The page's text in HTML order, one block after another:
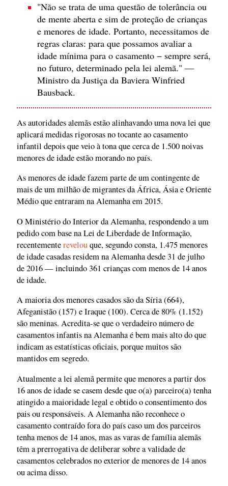
"Não se trata de uma questão de tolerância ou
de mente aberta e sim de proteção de crianças
e menores de idade. Portanto, necessitamos de
regras claras: para que possamos avaliar a
idade mínima para o casamento − sempre será,
no futuro, determinado pela lei alemã." —
Ministro da Justiça da Baviera Winfried
Bausback.
As autoridades alemãs estão alinhavando uma nova lei que
aplicará medidas rigorosas no tocante ao casamento
infantil depois que veio à tona que cerca de 1.500 noivas
menores de idade estão morando no país.
As menores de idade fazem parte de um contingente de
mais de um milhão de migrantes da África, Ásia e Oriente
Médio que entraram na Alemanha em 2015.
O Ministério do Interior da Alemanha, respondendo a um
pedido com base na Lei de Liberdade de Informação,
recentementerevelouque, segundo consta, 1.475 menores
de idade casadas residem na Alemanha desde 31 de julho
de 2016 — incluindo 361 crianças com menos de 14 anos
de idade.
A maioria dos menores casados são da Síria (664),
Afeganistão (157) e Iraque (100). Cerca de 80% (1.152)
são meninas. Acredita-se que o verdadeiro número de
casamentos infantis na Alemanha é bem mais alto do que
indicam as estatísticas oficiais, porque muitos são
mantidos em segredo.
Atualmente a lei alemã permite que menores a partir dos
16 anos de idade se casem desde que o(a) parceiro(a) tenha
atingido a maioridade legal e obtido o consentimento dos
pais ou responsáveis. A Alemanha não reconhece o
casamento contraído fora do país caso um dos parceiros
tenha menos de 14 anos, mas as varas de família alemãs
têm a prerrogativa de deliberar sobre a validade de
casamentos celebrados no exterior de menores de 14 anos
ou acima disso.